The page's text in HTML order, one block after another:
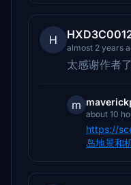
H
almost 2 years
太感谢作者
m
about 10
https://
岛地景和